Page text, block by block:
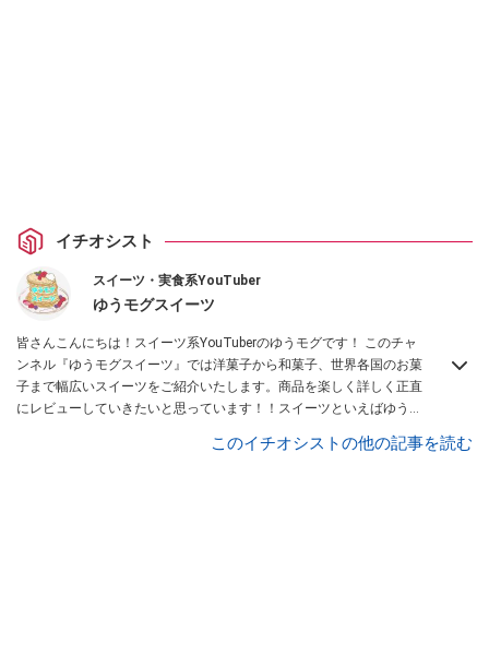
イチオシスト
スイーツ・実食系YouTuber
ゆうモグスイーツ
皆さんこんにちは！スイーツ系YouTuberのゆうモグです！ このチャ
ンネル『ゆうモグスイーツ』では洋菓子から和菓子、世界各国のお菓
子まで幅広いスイーツをご紹介いたします。商品を楽しく詳しく正直
にレビューしていきたいと思っています！！スイーツといえばゆうモ
Instagramはこちら。このイチオシストの他の記事を読む